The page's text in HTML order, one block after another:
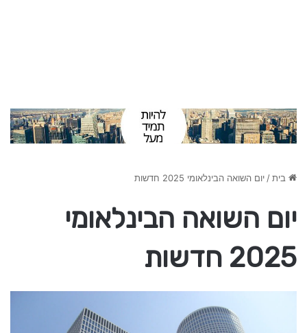
בית/יום השואה הבינלאומי 2025 חדשות
יום השואה הבינלאומי
2025 חדשות